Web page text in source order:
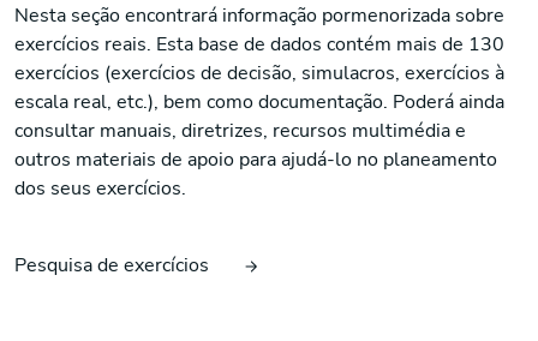
Nesta seção encontrará informação pormenorizada sobre
exercícios reais. Esta base de dados contém mais de 130
exercícios (exercícios de decisão, simulacros, exercícios à
escala real, etc.), bem como documentação. Poderá ainda
consultar manuais, diretrizes, recursos multimédia e
outros materiais de apoio para ajudá-lo no planeamento
dos seus exercícios.
Pesquisa de exercícios